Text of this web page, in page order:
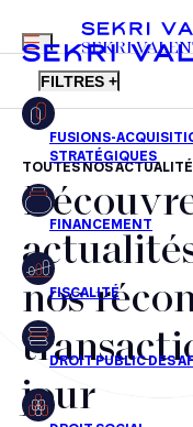
FR EN
MENU
SEKRI
FILTRES +
Fusions-acquisitions
Financement
Fiscalité
Droit public des
Droit social
TOUTES NOS
nos
jour